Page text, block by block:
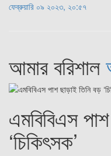
ফেব্রুয়ারি ০৯ ২০২৩, ২০:৫৭
আমার বরিশাল
এমবিবিএস
‘চিকিৎসক’